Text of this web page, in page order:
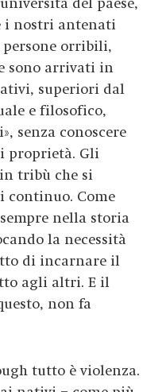
del paese,
i nostri antenati
orribili,
sono arrivati in
superiori dal
e filosofico,
senza conoscere
proprietà. Gli
tribù che si
continuo. Come
nella storia
la necessità
di incarnare il
agli altri. E il
non fa
tutto è violenza.